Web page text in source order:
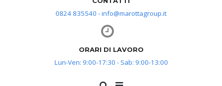
0824 835540 - info@marottagroup.it
ORARI DI LAVORO
Lun-Ven: 9:00-17:30 - Sab: 9:00-13:00